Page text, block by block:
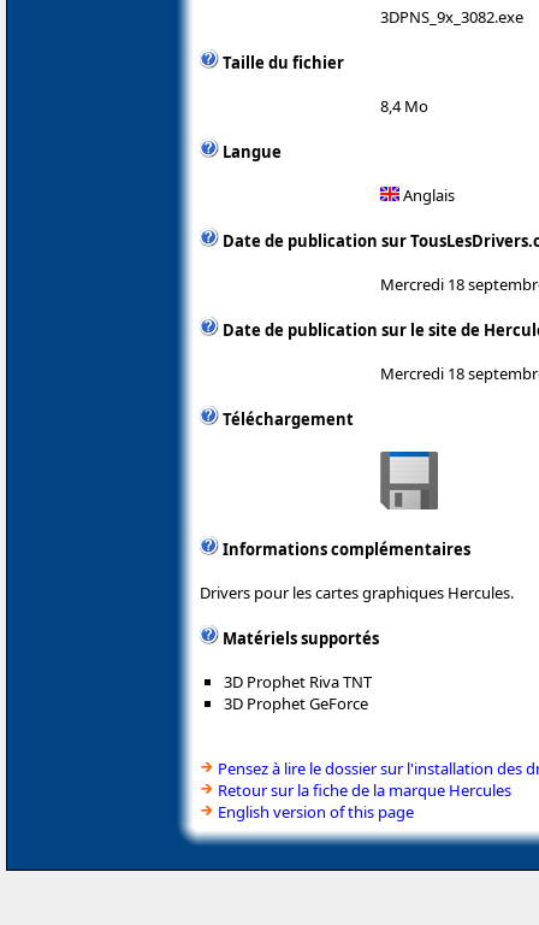
3DPNS_9x_3082.exe
Taille du fichier
8,4 Mo
Langue
Anglais
Date de publication sur
Mercredi 18
Date de publication sur le site de
Mercredi 18
Téléchargement
Informations complémentaires
Drivers pour les cartes graphiques Hercules.
Matériels supportés
3D Prophet Riva TNT
3D Prophet GeForce
Pensez à lire le dossier sur l'installation des
Retour sur la fiche de la marque Hercules
English version of this page